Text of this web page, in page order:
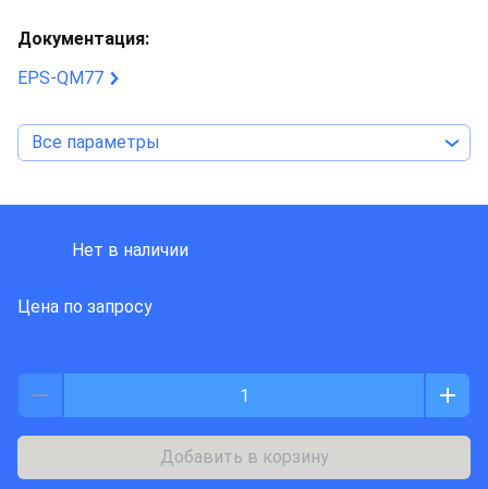
Документация:
EPS-QM77
Все параметры
Нет в наличии
Цена по запросу
Добавить в корзину